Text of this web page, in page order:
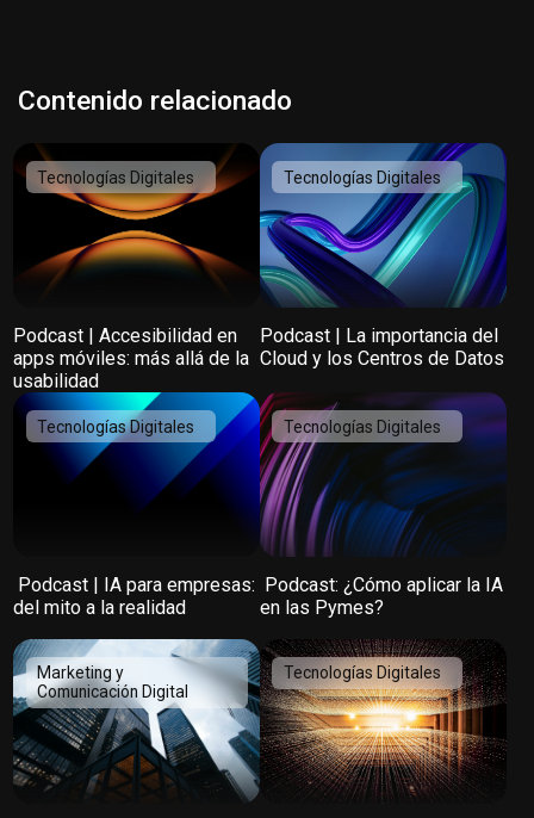
Contenido relacionado
Tecnologías Digitales
Podcast | Accesibilidad en
apps móviles: más allá de la
usabilidad
Tecnologías Digitales
Podcast | La importancia del
Cloud y los Centros de Datos
Tecnologías Digitales
️ Podcast | IA para empresas:
del mito a la realidad
Tecnologías Digitales
️ Podcast: ¿Cómo aplicar la IA
en las Pymes?
Marketing y
Comunicación Digital
Tecnologías Digitales